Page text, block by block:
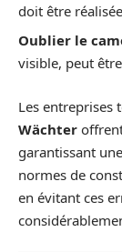
doit être
Oublier le
visible, peut
Les entreprises
Wächter
garantissant
normes de
en évitant ces